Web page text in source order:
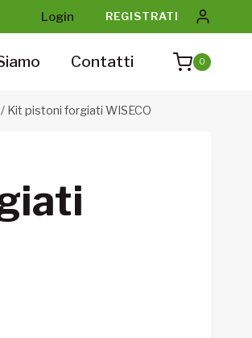
Login REGISTRATI
Contatti 0
/ Kit pistoni forgiati WISECO